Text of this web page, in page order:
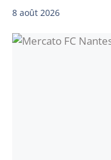
8 août 2026